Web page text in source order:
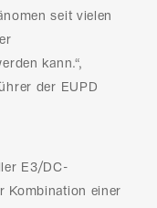
seit vielen
kann.“,
der EUPD
E3/DC-
Kombination einer